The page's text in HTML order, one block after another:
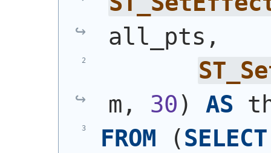
all_pts,
m, 30 ) AS
FROM
( SELECT